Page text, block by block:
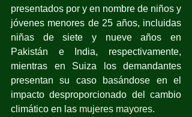
presentados por y en nombre de niños y
jóvenes menores de 25 años, incluidas
niñas de siete y nueve años en
Pakistán e India, respectivamente,
mientras en Suiza los demandantes
presentan su caso basándose en el
impacto desproporcionado del cambio
climático en las mujeres mayores.